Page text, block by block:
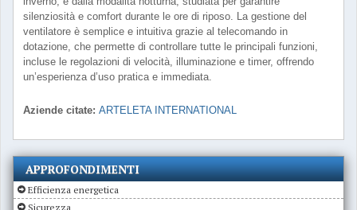
silenziosità e comfort durante le ore di riposo. La gestione del
ventilatore è semplice e intuitiva grazie al telecomando in
dotazione, che permette di controllare tutte le principali funzioni,
incluse le regolazioni di velocità, illuminazione e timer, offrendo
un’esperienza d’uso pratica e immediata.
Aziende citate: ARTELETA INTERNATIONAL
APPROFONDIMENTI
Efficienza energetica
Sicurezza